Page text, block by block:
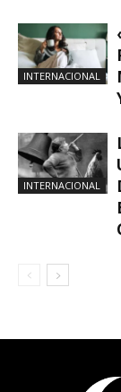
INTERNACIONAL
INTERNACIONAL